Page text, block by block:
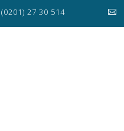
(0201) 27 30 514 